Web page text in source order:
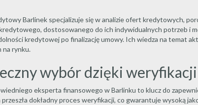
Barlinek specjalizuje się w analizie ofert kredytowych,
dostosowanego do ich indywidualnych potrzeb i
kredytowej po finalizację umowy. Ich wiedza na temat
na rynku.
wybór dzięki
eksperta finansowego w Barlinku to klucz do
dokładny proces weryfikacji, co gwarantuje wysoką